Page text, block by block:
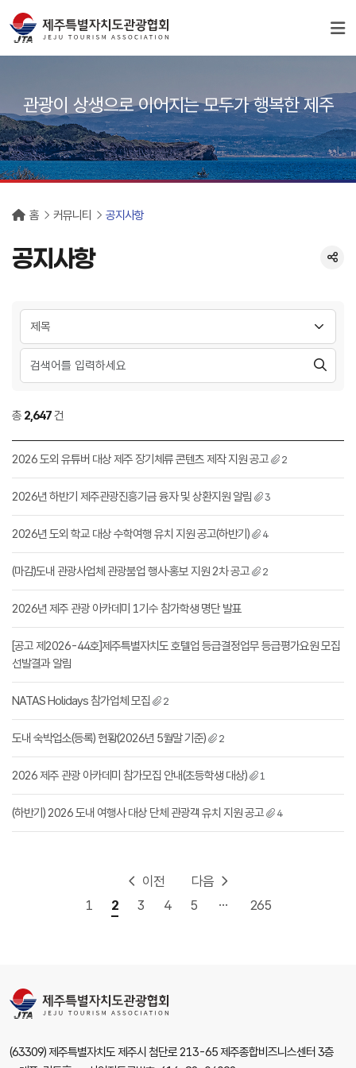
관광이 상생으로 이어지는 모두가 행복한 제주
홈 커뮤니티 공지사항
공지사항
분류 선택
총 2,647건
2026 도외 유튜버 대상 제주 장기체류 콘텐츠 제작 지원 공고 2
2026년 하반기 제주관광진흥기금 융자 및 상환지원 알림 3
2026년 도외 학교 대상 수학여행 유치 지원 공고(하반기) 4
(마감)도내 관광사업체 관광붐업 행사·홍보 지원 2차 공고 2
2026년 제주 관광 아카데미 1기수 참가학생 명단 발표
[공고 제2026-44호]제주특별자치도 호텔업 등급결정업무 등급평가요원 모집
선발결과 알림
NATAS Holidays 참가업체 모집 2
도내 숙박업소(등록) 현황(2026년 5월말 기준) 2
2026 제주 관광 아카데미 참가모집 안내(초등학생 대상) 1
(하반기) 2026 도내 여행사 대상 단체 관광객 유치 지원 공고 4
이전
1
2 3 4 5 ... 265
다음
(63309) 제주특별자치도 제주시 첨단로 213-65 제주종합비즈니스센터 3층